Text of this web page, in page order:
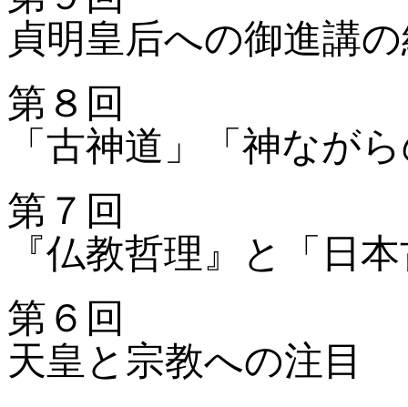
貞明皇后への御進講
第８回
「古神道」「神なが
第７回
『仏教哲理』と「日
第６回
天皇と宗教への注目